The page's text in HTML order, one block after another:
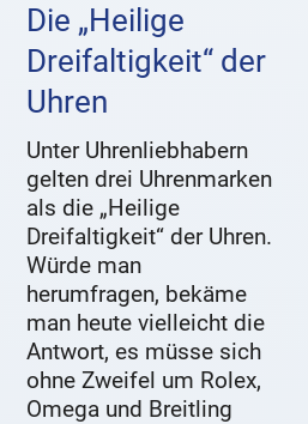
Die „Heilige
Dreifaltigkeit“ der
Uhren
Unter Uhrenliebhabern
gelten drei Uhrenmarken
als die „Heilige
Dreifaltigkeit“ der Uhren.
Würde man
herumfragen, bekäme
man heute vielleicht die
Antwort, es müsse sich
ohne Zweifel um Rolex,
Omega und Breitling